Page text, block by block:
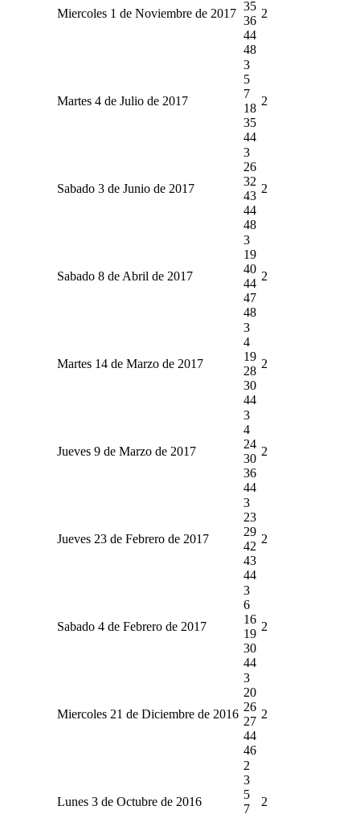
Miercoles 1 de Noviembre de 2017
35
36
44
48
2
Martes 4 de Julio de 2017
3
5
7
18
35
44
2
Sabado 3 de Junio de 2017
3
26
32
43
44
48
2
Sabado 8 de Abril de 2017
3
19
40
44
47
48
2
Martes 14 de Marzo de 2017
3
4
19
28
30
44
2
Jueves 9 de Marzo de 2017
3
4
24
30
36
44
2
Jueves 23 de Febrero de 2017
3
23
29
42
43
44
2
Sabado 4 de Febrero de 2017
3
6
16
19
30
44
2
Miercoles 21 de Diciembre de 2016
3
20
26
27
44
46
2
Lunes 3 de Octubre de 2016
2
3
5
7
2